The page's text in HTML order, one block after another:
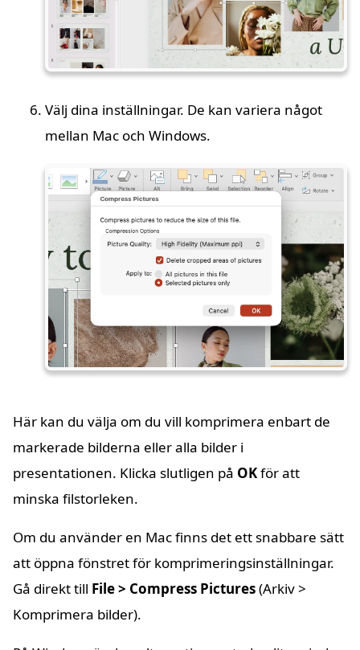
Välj dina inställningar. De kan variera något
mellan Mac och Windows.
Här kan du välja om du vill komprimera enbart de
markerade bilderna eller alla bilder i
presentationen. Klicka slutligen på OKför att
minska filstorleken.
Om du använder en Mac finns det ett snabbare sätt
att öppna fönstret för komprimeringsinställningar.
Gå direkt till File > Compress Pictures(Arkiv >
Komprimera bilder).